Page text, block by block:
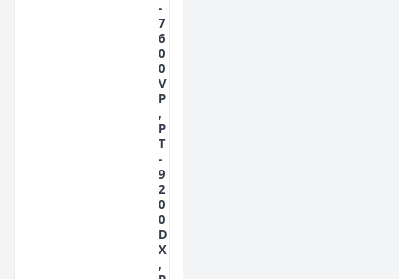
-
7
6
0
0
V
P
,
P
T
-
9
2
0
0
D
X
,